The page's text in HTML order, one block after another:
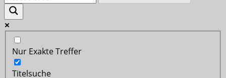
Nur Exakte Treffer
Titelsuche